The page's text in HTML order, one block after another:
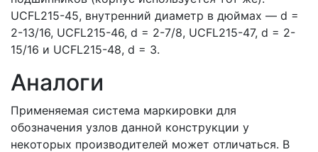
UCFL215-45, внутренний диаметр в дюймах — d =
2-13/16, UCFL215-46, d = 2-7/8, UCFL215-47, d = 2-
15/16 и UCFL215-48, d = 3.
Аналоги
Применяемая система маркировки для
обозначения узлов данной конструкции у
некоторых производителей может отличаться. В